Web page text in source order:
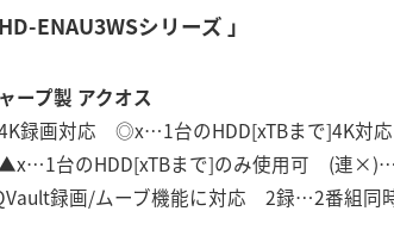
ENAU3WSシリーズ 」
ープ製 アクオス
録画対応 ◎x…1台のHDD[xTBまで]4K対
台のHDD[xTBまで]のみ使用可 (
録画/ムーブ機能に対応 2録…2番組同